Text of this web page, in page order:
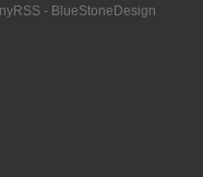
- BlueStoneDesign